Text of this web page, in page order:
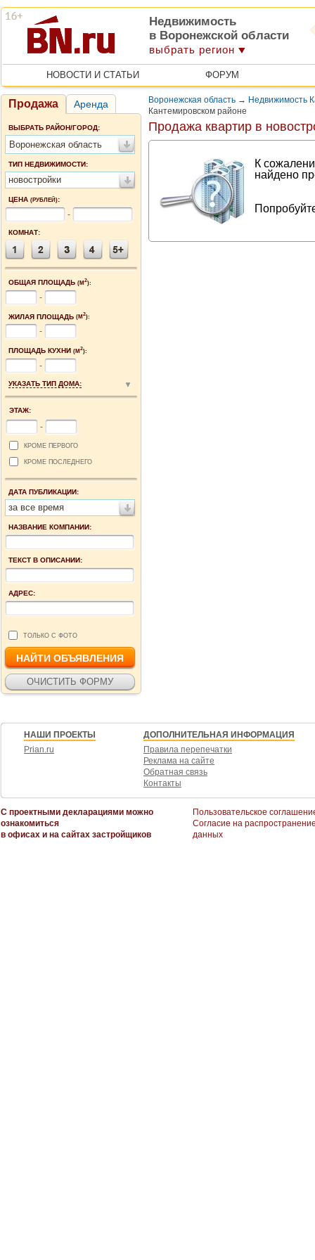
Недвижимость
в Воронежской области
выбрать регион
НОВОСТИ И СТАТЬИ ФОРУМ
Продажа Аренда
ВЫБРАТЬ РАЙОН/ГОРОД:
Воронежская область
ТИП НЕДВИЖИМОСТИ:
новостройки
ЦЕНА (РУБЛЕЙ):
-
КОМНАТ:
ОБЩАЯ ПЛОЩАДЬ (М2):
-
ЖИЛАЯ ПЛОЩАДЬ (М2):
-
ПЛОЩАДЬ КУХНИ (М2):
-
УКАЗАТЬ ТИП ДОМА:
ЭТАЖ:
-
КРОМЕ ПЕРВОГО
КРОМЕ ПОСЛЕДНЕГО
ДАТА ПУБЛИКАЦИИ:
за все время
НАЗВАНИЕ КОМПАНИИ:
ТЕКСТ В ОПИСАНИИ:
АДРЕС:
ТОЛЬКО С ФОТО
Воронежская область → Недвижимость
Кантемировском районе
Продажа квартир в
К
найдено
НАШИ ПРОЕКТЫ
Prian.ru
ДОПОЛНИТЕЛЬНАЯ ИНФОРМАЦИЯ
Правила перепечатки
Реклама на сайте
Обратная связь
Контакты
С проектными декларациями можно
ознакомиться
в офисах и на сайтах застройщиков
Пользовательское
Согласие на
данных